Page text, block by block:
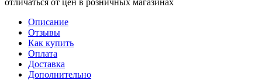
Описание
Отзывы
Как купить
Оплата
Доставка
Дополнительно